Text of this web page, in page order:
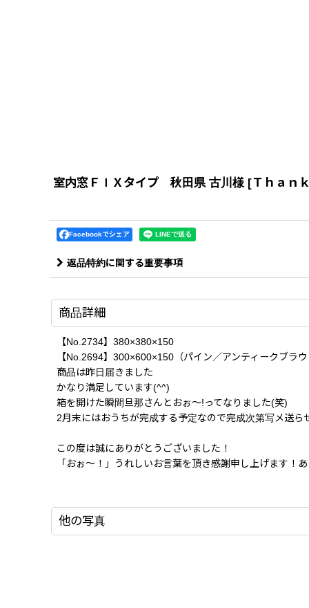
室内窓ＦＩＸタイプ 秋田県 古川様 [Ｔｈａｎ
Facebookでシェア
返品特約に関する重要事項
商品詳細
【No.2734】380×380×150
【No.2694】300×600×150（パイン／アンティークブラウ
商品は昨日届きました
かなり満足しています(^^)
箱を開けた瞬間旦那さんとおぉ〜!ってなりました(笑)
2月末にはおうちが完成する予定なので完成次第写メ送ら
この度は誠にありがとうございました！
「おぉ〜！」うれしいお言葉を頂き感謝申し上げます！
他の写真